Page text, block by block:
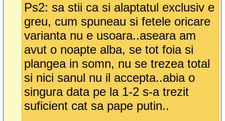
Ps2: sa stii ca si alaptatul exclusiv e
greu, cum spuneau si fetele oricare
varianta nu e usoara..aseara am
avut o noapte alba, se tot foia si
plangea in somn, nu se trezea total
si nici sanul nu il accepta..abia o
singura data pe la 1-2 s-a trezit
suficient cat sa pape putin..